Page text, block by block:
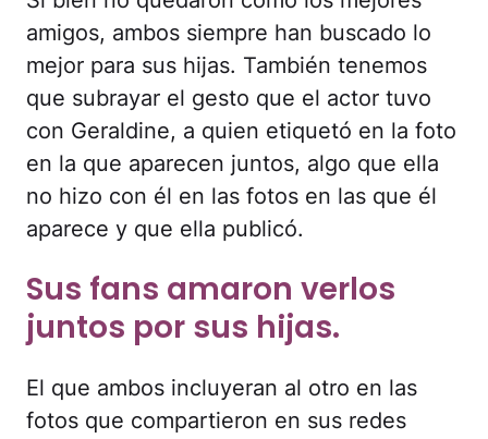
amigos, ambos siempre han buscado lo
mejor para sus hijas. También tenemos
que subrayar el gesto que el actor tuvo
con Geraldine, a quien etiquetó en la foto
en la que aparecen juntos, algo que ella
no hizo con él en las fotos en las que él
aparece y que ella publicó.
Sus fans amaron verlos
juntos por sus hijas.
El que ambos incluyeran al otro en las
fotos que compartieron en sus redes